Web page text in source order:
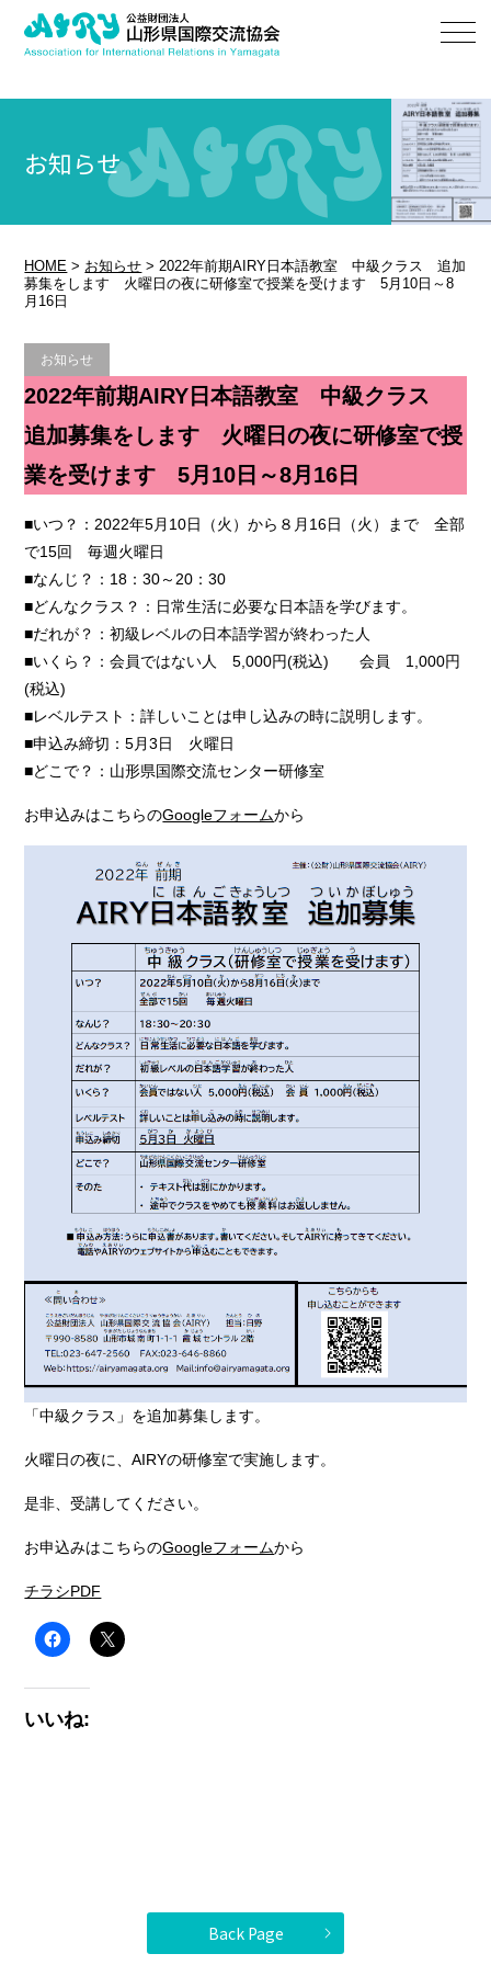
お知らせ
HOME > お知らせ >2022年前期AIRY日本語教室 中級クラス 追加
募集をします 火曜日の夜に研修室で授業を受けます 5月10日～8
月16日
お知らせ
2022年前期AIRY日本語教室 中級クラス
追加募集をします
火曜日の夜に研修室で授
業を受けます
5月10日～8月16日
■いつ？：2022年5月10日（火）から８月16日（火）まで 全部
で15回 毎週火曜日
■なんじ？：18：30～20：30
■どんなクラス？：日常生活に必要な日本語を学びます。
■だれが？：初級レベルの日本語学習が終わった人
■いくら？：会員ではない人 5,000円(税込) 会員 1,000円
(税込)
■レベルテスト：詳しいことは申し込みの時に説明します。
■申込み締切：5月3日 火曜日
■どこで？：山形県国際交流センター研修室
お申込みはこちらのGoogleフォームから
「中級クラス」を追加募集します。
火曜日の夜に、AIRYの研修室で実施します。
是非、受講してください。
お申込みはこちらのGoogleフォームから
チラシPDF
いいね:
Back Page